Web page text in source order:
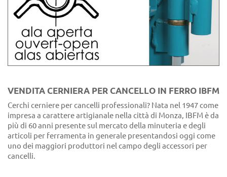
VENDITA CERNIERA PER CANCELLO IN FERRO IBFM
Cerchi cerniere per cancelli professionali? Nata nel 1947 come
impresa a carattere artigianale nella città di Monza, IBFM è da
più di 60 anni presente sul mercato della minuteria e degli
articoli per ferramenta in generale presentandosi oggi come
uno dei maggiori produttori nel campo degli accessori per
cancelli.